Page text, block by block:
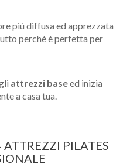
più diffusa ed apprezzata
perchè è perfetta per
attrezzi baseed inizia
a casa tua.
PILATES